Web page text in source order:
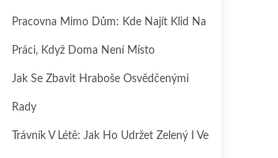
Pracovna Mimo Dům: Kde Najít Klid Na
Práci, Když Doma Není Místo
Jak Se Zbavit Hraboše Osvědčenými
Rady
Trávník V Létě: Jak Ho Udržet Zelený I Ve